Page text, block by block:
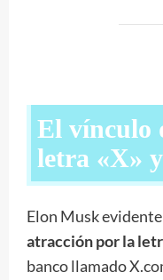
El vínculo
letra «X»
Elon Musk
atracción por la
banco llamado